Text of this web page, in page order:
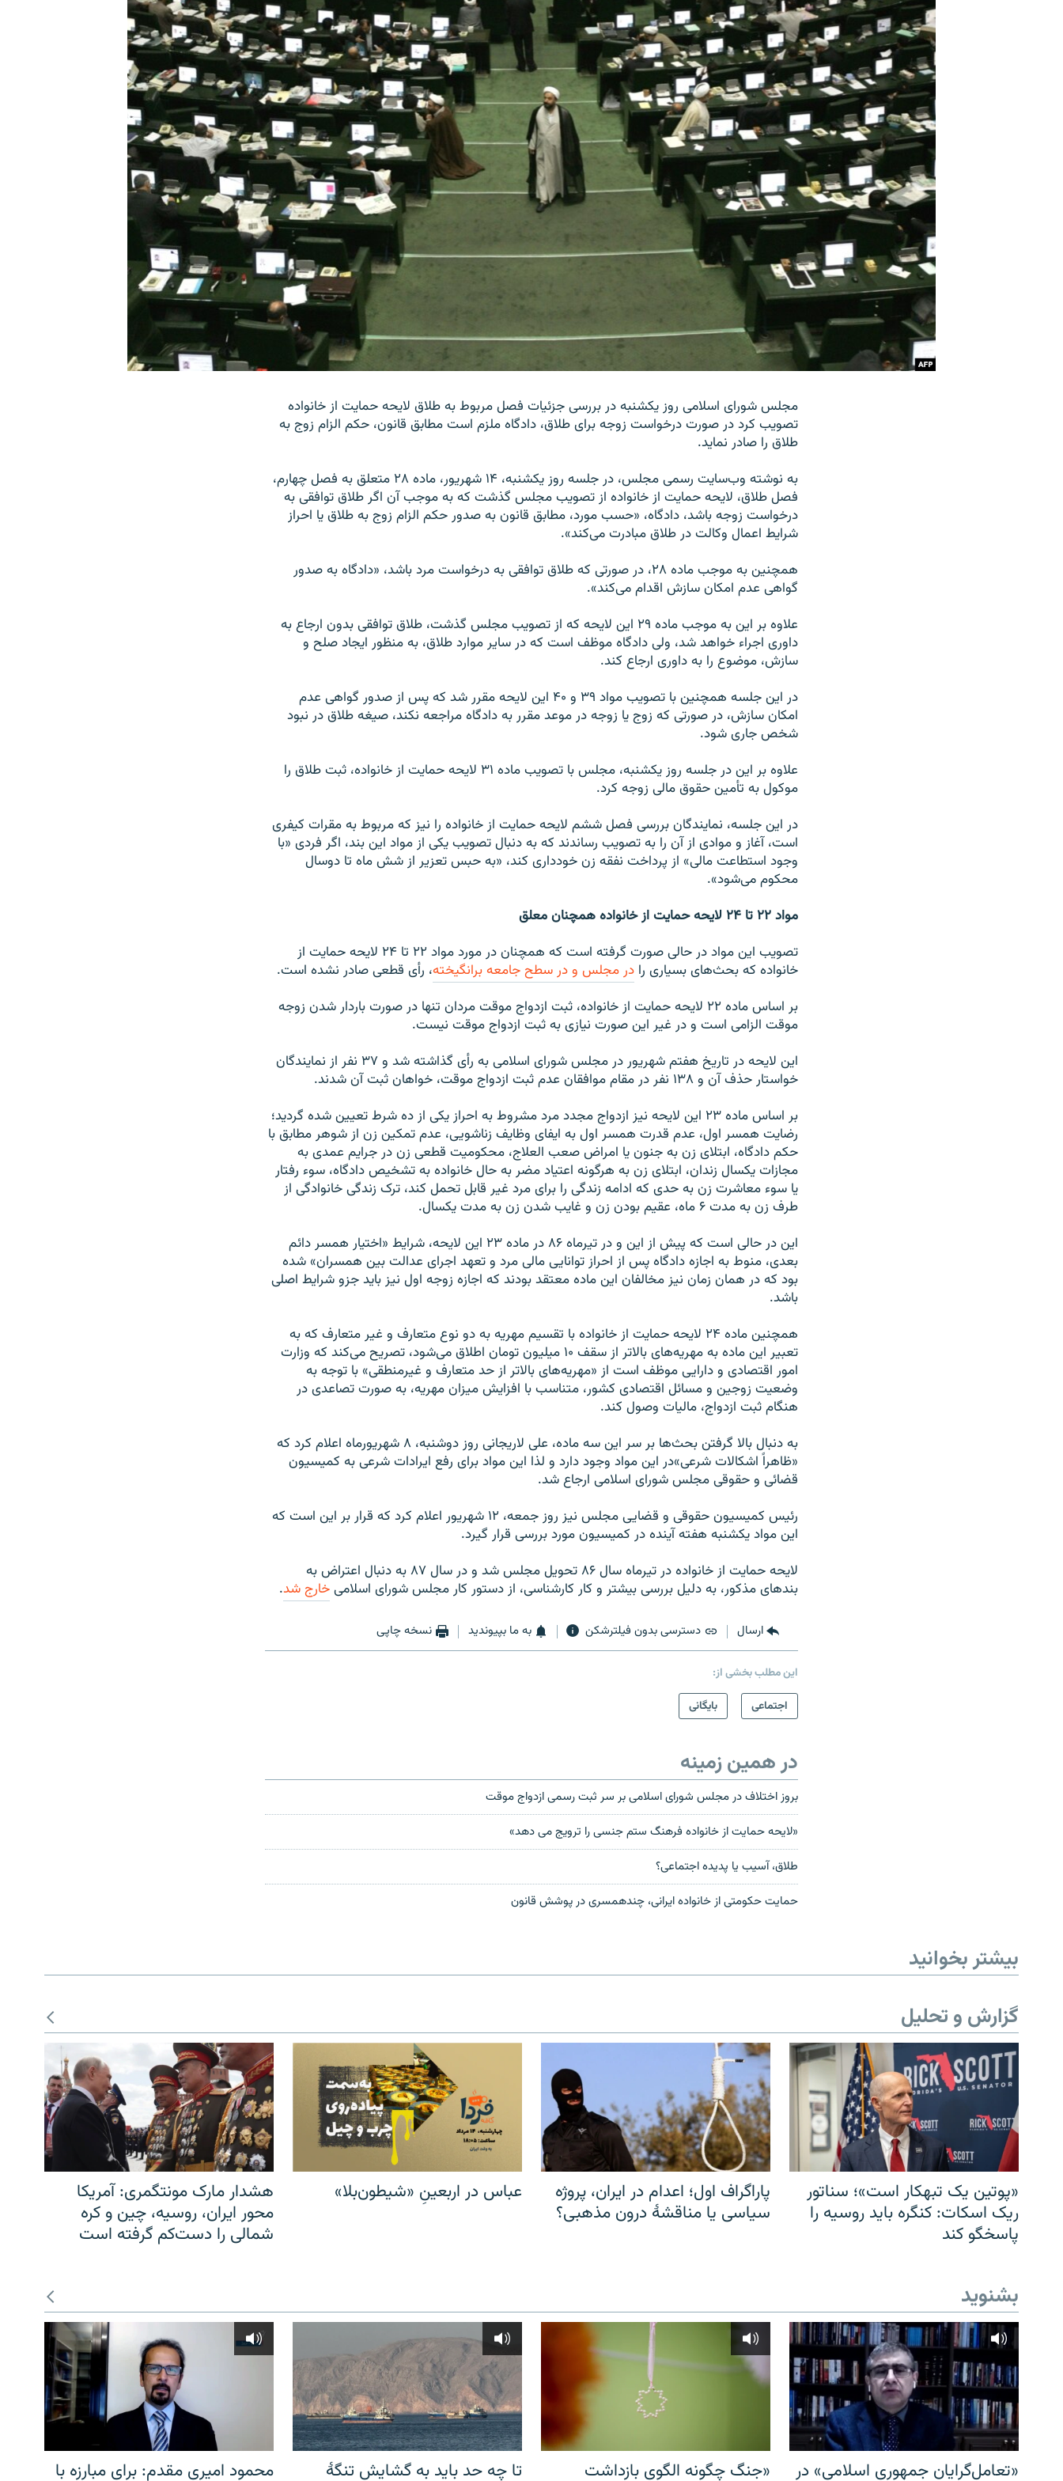
مجلس شورای اسلامی روز یکشنبه در بررسی جزئیات فصل مربوط به طلاق لایحه حمایت از خانواده
تصویب کرد در صورت درخواست زوجه برای طلاق، دادگاه ملزم است مطابق قانون، حکم الزام زوج به
طلاق را صادر نماید.
به نوشته وب‌سایت رسمی مجلس، در جلسه روز یکشنبه، ۱۴ شهریور، ماده ۲۸ متعلق به فصل چهارم،
فصل طلاق، لایحه حمایت از خانواده از تصویب مجلس گذشت که به موجب آن اگر طلاق توافقی به
درخواست زوجه باشد، دادگاه، «حسب مورد، مطابق قانون به صدور حکم الزام زوج به طلاق یا احراز
شرایط اعمال وکالت در طلاق مبادرت می‌کند».
همچنین به موجب ماده ۲۸، در صورتی که طلاق توافقی به درخواست مرد باشد، «دادگاه به صدور
گواهی عدم امکان سازش اقدام می‌کند».
علاوه بر این به موجب ماده ۲۹ این لایحه که از تصویب مجلس گذشت، طلاق توافقی بدون ارجاع به
داوری اجراء خواهد شد، ولی دادگاه موظف است که در سایر موارد طلاق، به منظور ایجاد صلح و
سازش، موضوع را به داوری ارجاع کند.
در این جلسه همچنین با تصویب مواد ۳۹ و ۴۰ این لایحه مقرر شد که پس از صدور گواهی عدم
امکان سازش، در صورتی که زوج یا زوجه در موعد مقرر به دادگاه مراجعه نکند، صیغه طلاق در نبود
شخص جاری شود.
علاوه بر این در جلسه روز یکشنبه، مجلس با تصویب ماده ۳۱ لایحه حمایت از خانواده، ثبت طلاق را
موکول به تأمین حقوق مالی زوجه کرد.
در این جلسه، نمایندگان بررسی فصل ششم لایحه حمایت از خانواده را نیز که مربوط به مقرات کیفری
است، آغاز و موادی از آن را به تصویب رساندند که به دنبال تصویب یکی از مواد این بند، اگر فردی «با
وجود استطاعت مالی» از پرداخت نفقه زن خودداری کند، «به حبس تعزیر از شش ماه تا دوسال
محکوم می‌شود».
مواد ۲۲ تا ۲۴ لایحه حمایت از خانواده همچنان معلق
تصویب این مواد در حالی صورت گرفته است که همچنان در مورد مواد ۲۲ تا ۲۴ لایحه حمایت از
خانواده که بحث‌های بسیاری رادر مجلس و در سطح جامعه برانگیخته، رأی قطعی صادر نشده است.
بر اساس ماده ۲۲ لایحه حمایت از خانواده، ثبت ازدواج موقت مردان تنها در صورت باردار شدن زوجه
موقت الزامی است و در غیر این صورت نیازی به ثبت ازدواج موقت نیست.
این لایحه در تاریخ هفتم شهریور در مجلس شورای اسلامی به رأی گذاشته شد و ۳۷ نفر از نمایندگان
خواستار حذف آن و ۱۳۸ نفر در مقام موافقان عدم ثبت ازدواج موقت، خواهان ثبت آن شدند.
بر اساس ماده ۲۳ این لایحه نیز ازدواج مجدد مرد مشروط به احراز یکی از ده شرط تعیین شده گردید؛
رضایت همسر اول، عدم قدرت همسر اول به ایفای وظایف زناشویی، عدم تمکین زن از شوهر مطابق با
حکم دادگاه، ابتلای زن به جنون یا امراض صعب العلاج، محکومیت قطعی زن در جرایم عمدی به
مجازات یکسال زندان، ابتلای زن به هرگونه اعتیاد مضر به حال خانواده به تشخیص دادگاه، سوء رفتار
یا سوء معاشرت زن به حدی که ادامه زندگی را برای مرد غیر قابل تحمل کند، ترک زندگی خانوادگی از
طرف زن به مدت ۶ ماه، عقیم بودن زن و غایب شدن زن به مدت یکسال.
این در حالی است که پیش از این و در تیرماه ۸۶ در ماده ۲۳ این لایحه، شرایط «اختيار همسر دائم
بعدی، منوط به اجازه دادگاه پس از احراز توانايی مالی مرد و تعهد اجرای عدالت بين همسران» شده
بود که در همان زمان نیز مخالفان این ماده معتقد بودند که اجازه زوجه اول نیز باید جزو شرایط اصلی
باشد.
همچنین ماده ۲۴ لایحه حمایت از خانواده با تقسیم مهریه به دو نوع متعارف و غیر متعارف که به
تعبیر این ماده به مهریه‌های بالاتر از سقف ۱۰ میلیون تومان اطلاق می‌شود، تصریح می‌کند که وزارت
امور اقتصادی و دارایی موظف است از «مهریه‌های بالاتر از حد متعارف و غیرمنطقی» با توجه به
وضعیت زوجین و مسائل اقتصادی کشور، متناسب با افزایش میزان مهریه، به صورت تصاعدی در
هنگام ثبت ازدواج، مالیات وصول کند.
به دنبال بالا گرفتن بحث‌ها بر سر این سه ماده، علی لاریجانی روز دوشنبه، ۸ شهریورماه اعلام کرد که
«ظاهراً اشکالات شرعی»‌در این مواد وجود دارد و لذا این مواد برای رفع ایرادات شرعی به کمیسیون
قضائی و حقوقی مجلس شورای اسلامی ارجاع شد.
رئیس کمیسیون حقوقی و قضایی مجلس نیز روز جمعه، ۱۲ شهریور اعلام کرد که قرار بر این است که
این مواد یکشنبه هفته آینده در کمیسیون مورد بررسی قرار گیرد.
لایحه حمایت از خانواده در تیرماه سال ۸۶ تحویل مجلس شد و در سال ۸۷ به دنبال اعتراض به
بندهای مذکور، به دلیل بررسی بیشتر و کار کارشناسی، از دستور کار مجلس شورای اسلامیخارج شد.
ارسال دسترسی بدون فیلترشکن به ما بپیوندید نسخه چاپی
این مطلب بخشی از:
اجتماعی
بایگانی
در همین زمینه
بروز اختلاف در مجلس شورای اسلامی بر سر ثبت رسمی ازدواج موقت
«لایحه حمایت از خانواده فرهنگ ستم جنسی را ترویج می دهد»
طلاق، آسیب یا پدیده اجتماعى؟
حمایت حکومتی از خانواده ایرانی، چندهمسری در پوشش قانون
بیشتر بخوانید
گزارش و تحلیل
«پوتین یک تبهکار است»؛ سناتور
ریک اسکات: کنگره باید روسیه را
پاسخگو کند
پاراگراف اول؛ اعدام در ایران، پروژه
سیاسی یا مناقشهٔ درون مذهبی؟
عباس در اربعینِ «شیطون‌بلا»
هشدار مارک مونتگمری: آمریکا
محور ایران، روسیه، چین و کره
شمالی را دست‌کم گرفته است
بشنوید
«تعامل‌گرایان جمهوری اسلامی» در
«جنگ چگونه الگوی بازداشت
تا چه حد باید به گشایش تنگهٔ
محمود امیری مقدم: برای مبارزه با